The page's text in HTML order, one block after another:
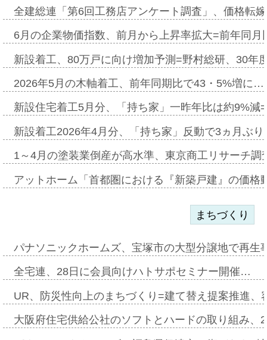
全建総連「第6回工務店アンケート調査」、価格転
6月の企業物価指数、前月から上昇率拡大=前年同
新設着工、80万戸に向け増加予測=野村総研、30年
2026年5月の木軸着工、前年同期比で43・5%増に…
新設住宅着工5月分、「持ち家」一昨年比は約9%
新設着工2026年4月分、「持ち家」反動で3ヵ月ぶ
1～4月の塗装業倒産が高水準、東京商工リサーチ
アットホーム「首都圏における『新築戸建』の価
まちづくり
パナソニックホームズ、宝塚市の大型分譲地で再
全宅連、28日に会員向けハトサポセミナー開催…
UR、防災性向上のまちづくり=建て替え提案推進
大阪府住宅供給公社のソフトとハードの取り組み